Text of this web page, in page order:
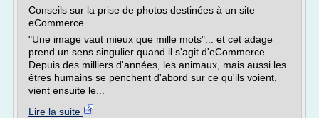
Conseils sur la prise de photos destinées à un site
eCommerce
"Une image vaut mieux que mille mots"... et cet adage
prend un sens singulier quand il s'agit d'eCommerce.
Depuis des milliers d'années, les animaux, mais aussi les
êtres humains se penchent d'abord sur ce qu'ils voient,
vient ensuite le...
Lire la suite